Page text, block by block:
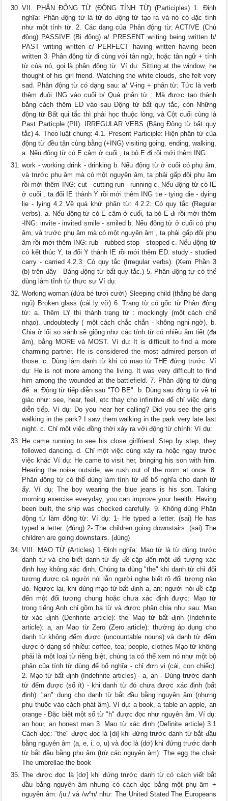
VII. PHÂN ĐỘNG TỪ (ĐỘNG TÍNH TỪ) (Participles) 1. Định
nghĩa: Phân động từ là từ do động từ tạo ra và nó có đặc tính
như một tính từ. 2. Các dạng của Phân động từ: ACTIVE (Chủ
động) PASSIVE (Bị động) a/ PRESENT writing being written b/
PAST writing written c/ PERFECT having written having been
written 3. Phân động từ đi cùng với tân ngữ, hoặc tân ngữ + tính
từ của nó, gọi là phân động từ. Ví dụ: Sitting at the window, he
thought of his girl friend. Watching the white clouds, she felt very
sad. Phân động từ có dạng sau: a/ V-ing + phân từ: Tức là verb
thêm đuôi ING vào cuối b/ Quá phân từ : Mà được tạo thành
bằng cách thêm ED vào sau Động từ bất quy tắc, còn Những
động từ Bất qui tắc thì phải học thuộc lòng, và Cột cuối cùng là
Past Particple (PII). IRREGULAR VEBS (Bảng Động từ bất quy
tắc) 4. Theo luật chung: 4.1. Present Participle: Hiện phân từ của
động từ đều tận cùng bằng (+ING) visiting going, ending, walking,
a. Nếu động từ có E câm ở cuối , ta bỏ E đi rồi mới thêm ING:
work - working drink - drinking b. Nếu động từ ở cuối có phụ âm,
và trước phụ âm mà có một nguyên âm, ta phải gấp đôi phụ âm
rồi mới thêm ING: cut - cutting run - running c. Nếu động từ có IE
ở cuối , ta đổi IE thành Y rồi mới thêm ING tie - tying die - dying
lie - lying 4.2 Về quá khứ phân từ: 4.2.2: Có quy tắc (Regular
verbs). a. Nếu động từ có E câm ở cuối, ta bỏ E đi rồi mới thêm
-ING: invite - invited smile - smiled b. Nếu động từ ở cuối có phụ
âm, và trước phụ âm mà có một nguyên âm , ta phải gấp đôi phụ
âm rồi mới thêm ING: rub - rubbed stop - stopped c. Nếu động từ
có kết thúc Y, ta đổi Y thành IE rồi mới thêm ED. study - studied
carry - carried 4.2.3: Có quy tắc (Irregular verbs). (Xem Phần 3
(b) trên đây - Bảng động từ bất quy tắc.) 5. Phân động tự có thể
dùng làm tĩnh từ thực sự Ví dụ:
Working woman (đứa bé tươi cười) Sleeping child (thằng bé đang
ngủ) Broken glass (cái ly vỡ) 6. Trạng từ có gốc từ Phân động
từ: a. Thêm LY thì thành trạng từ : mockingly (một cách chế
nhạo). undoubtedly ( một cách chắc chắn - không nghi ngờ). b.
Chia ở lối so sánh sẽ giống như các tính từ có nhiều âm tiết (đa
âm), bằng MORE và MOST. Ví dụ: It is difficult to find a more
charming partner. He is considered the most admired person of
those. c. Dùng làm danh từ khi có mạo từ THE đứng trước. Ví
dụ: He is not more among the living. It was very difficult to find
him among the wounded at the battlefield. 7. Phân động từ dùng
để: a. Động từ tiếp diễn sau "TO BE". b. Dùng sau động từ về tri
giác như: see, hear, feel, etc thay cho infinitive để chỉ việc đang
diễn tiếp. Ví dụ: Do you hear her calling? Did you see the girls
walking in the park? I saw them walking in the park very late last
night. c. Chỉ một việc đồng thời xảy ra với động từ chính: Ví dụ:
He came running to see his close girlfriend. Step by step, they
followed dancing. d. Chỉ một việc cùng xảy ra hoặc ngay trước
việc khác Ví dụ: He came to visit her, bringing his son with him.
Hearing the noise outside, we rush out of the room at once. 8.
Phân động từ có thể dùng làm tính từ để bổ nghĩa cho danh từ
ấy. Ví dụ: The boy wearing the blue jeans is his son. Taking
morning exercise everyday, you can improve your health. Having
been built, the ship was checked carefully. 9. Không dùng Phân
động từ làm động từ: Ví dụ: 1- He typed a letter. (sai) He has
typed a letter. (đúng) 2- The children going downstairs. (sai) The
children are going downstairs. (đúng)
VIII. MẠO TỪ (Articles) 1 Định nghĩa: Mạo từ là từ dùng trước
danh từ và cho biết danh từ ấy đề cập đến một đối tượng xác
định hay không xác định. Chúng ta dùng "the" khi danh từ chỉ đối
tượng được cả người nói lẫn người nghe biết rõ đối tượng nào
đó. Ngược lại, khi dùng mạo từ bất định a, an; người nói đề cập
đến một đối tượng chung hoặc chưa xác định được: Mạo từ
trong tiếng Anh chỉ gồm ba từ và được phân chia như sau: Mạo
từ xác định (Denfinite article): the Maọ từ bất định (Indefinite
article): a, an Maọ từ Zero (Zero article): thường áp dụng cho
danh từ không đếm được (uncountable nouns) và danh từ đếm
được ở dạng số nhiều: coffee, tea; people, clothes Mạo từ không
phải là một loại từ riêng biệt, chúng ta có thể xem nó như một bộ
phận của tính từ dùng để bổ nghĩa - chỉ đơn vị (cái, con chiếc).
2. Mạo từ bất định (Indefinite articles) - a, an - Dùng trước danh
từ đếm được (số ít) - khi danh từ đó chưa được xác định (bất
định). "an" dung cho danh từ bắt đầu bằng nguyên âm (nhưng
phụ thuộc vào cách phát âm). Ví dụ: a book, a table an apple, an
orange - Đặc biệt một số từ "h" được đọc như nguyên âm. Ví dụ:
an hour, an honest man 3. Mạo từ xác định (Definite article) 3.1
Cách đọc: "the" được đọc là [di] khi đứng trước danh từ bắt đầu
bằng nguyên âm (a, e, i, o, u) và đọc là (dơ) khi đứng trước danh
từ bắt đầu bằng phụ âm (trừ các nguyên âm): The egg the chair
The umbrellae the book
The được đọc là [dơ] khi đứng trước danh từ có cách viết bắt
đầu bằng nguyên âm nhưng có cách đọc bằng một phụ âm +
nguyên âm: /ju:/ và /w^n/ như: The United Stated The Europeans